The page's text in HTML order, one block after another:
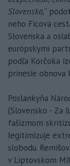
Slovenska,“
neho Ficova
Slovenska a
európskymi
podľa Korčoka
prinesie obnova
Poslankyňa
(Slovensko - Za
fašizmom
legitimizuje
slobodu.
v Liptovskom